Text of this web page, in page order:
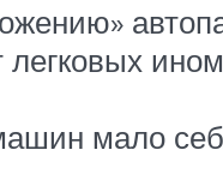
мало